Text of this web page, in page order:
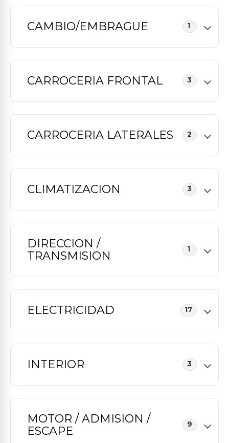
CAMBIO/EMBRAGUE 1
CARROCERIA FRONTAL 3
CARROCERIA LATERALES 2
CLIMATIZACION 3
DIRECCION /
TRANSMISION
1
ELECTRICIDAD 17
INTERIOR 3
MOTOR / ADMISION /
ESCAPE
9